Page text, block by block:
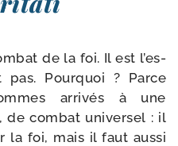
de la foi. Il est l’es­
Pourquoi ? Parce
arri­vés à une
de com­bat uni­ver­sel : il
la foi, mais il faut aus­si